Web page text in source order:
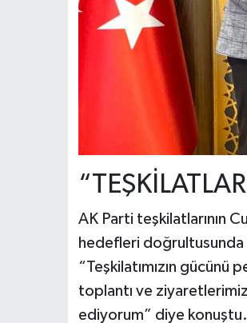
AK Parti teşkilatlarının
hedefleri doğrultusunda
“Teşkilatımızın
toplantı ve
ediyorum” diye